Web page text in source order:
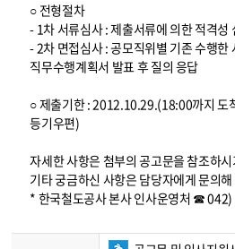
○ 전형절차
- 1차 서류심사 : 제출서류에 의한 적격성
- 2차 면접심사 : 공모직위별 기존 수행한
직무수행계획서 발표 후 질의 응답
○ 제출기한 : 2012.10.29.(18:00까지 도
등기우편)
자세한 사항은 첨부의 공고문을 참조하
기타 궁금하신 사항은 담당자에게 문의
* 한국철도공사 본사 인사운영처 ☎